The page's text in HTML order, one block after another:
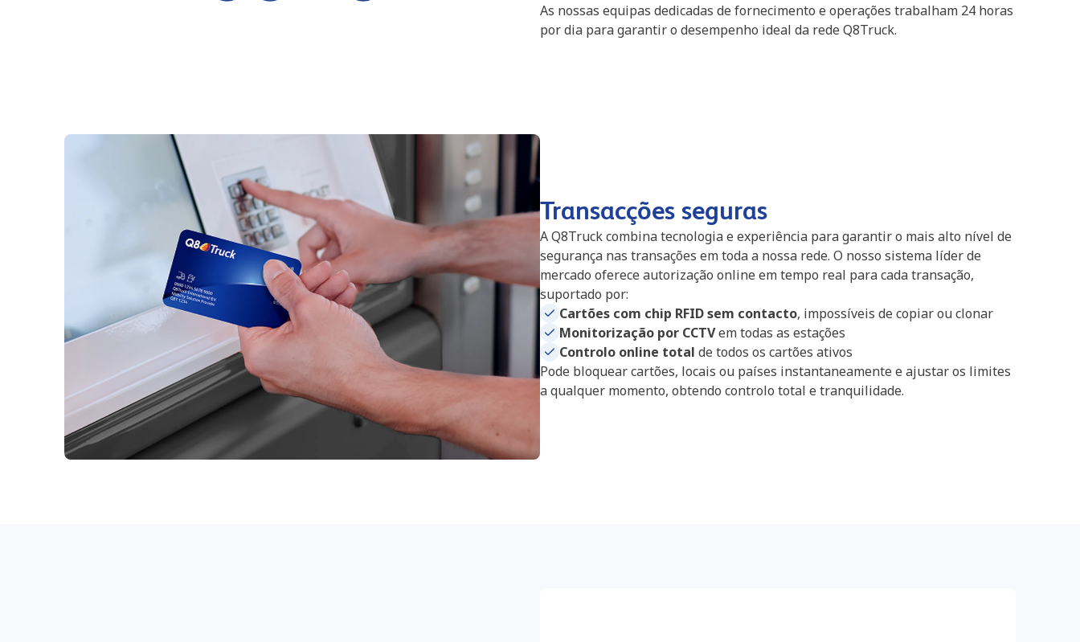
As nossas equipas dedicadas de fornecimento e operações trabalham 24 horas
por dia para garantir o desempenho ideal da rede Q8Truck.
Transacções seguras
A Q8Truck combina tecnologia e experiência para garantir o mais alto nível de
segurança nas transações em toda a nossa rede. O nosso sistema líder de
mercado oferece autorização online em tempo real para cada transação,
suportado por:
Cartões com chip RFID sem contacto, impossíveis de copiar ou clonar
Monitorização por CCTVem todas as estações
Controlo online total de todos os cartões ativos
Pode bloquear cartões, locais ou países instantaneamente e ajustar os limites
a qualquer momento, obtendo controlo total e tranquilidade.